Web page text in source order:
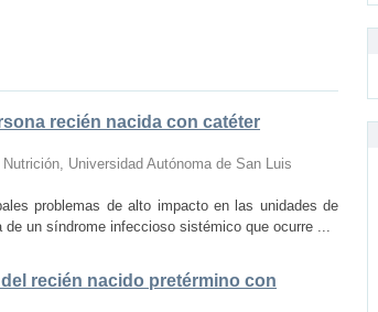
recién nacida con catéter
Universidad Autónoma de San Luis
problemas de alto impacto en las unidades de
un síndrome infeccioso sistémico que ocurre ...
recién nacido pretérmino con